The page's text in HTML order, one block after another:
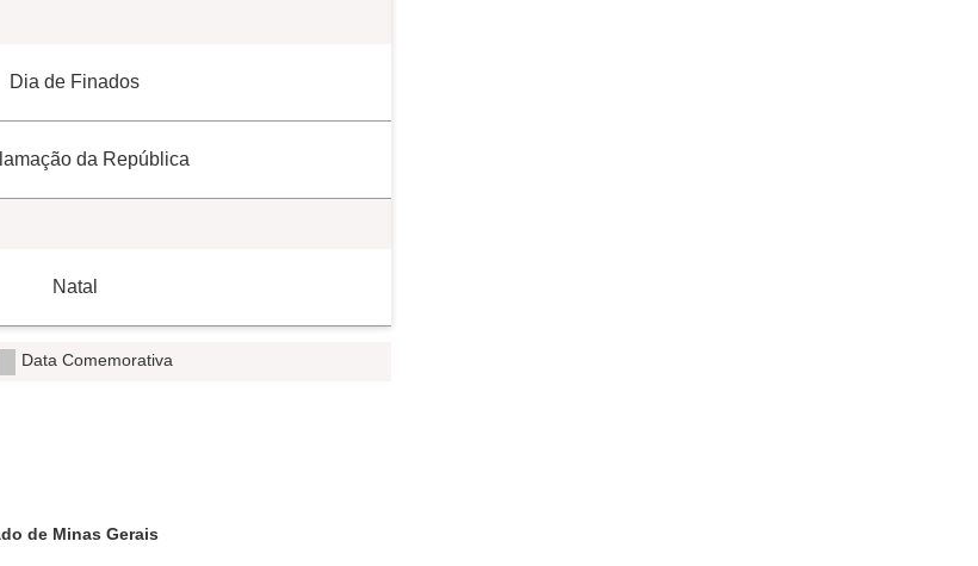
Dia de Finados
da República
Natal
Data Comemorativa
de Minas Gerais